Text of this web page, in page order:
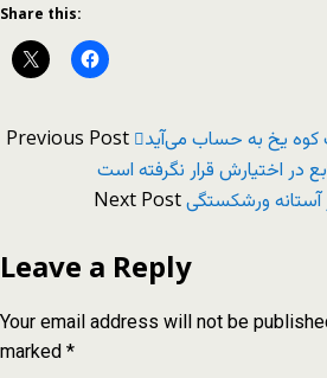
Share this:
Previous Post
کوه یخ به حساب می‌آید
در اختیارش قرار نگرفته است
Next Postآستانه ورشکستگی
Leave a Reply
Your email address will not be
marked*